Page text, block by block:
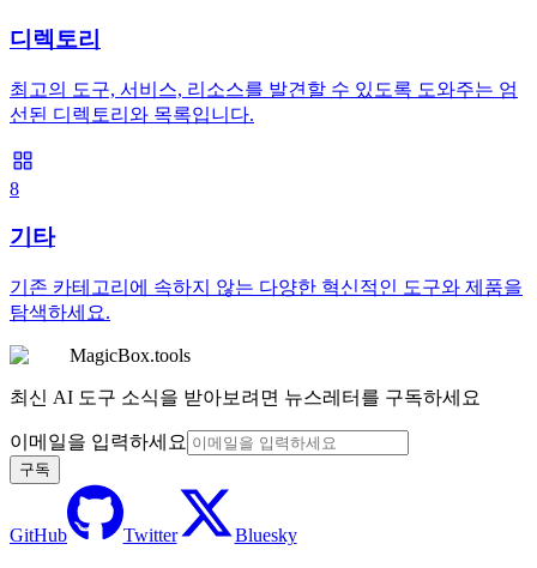
디렉토리
최고의 도구, 서비스, 리소스를 발견할 수 있도록 도와주는 엄
선된 디렉토리와 목록입니다.
8
기타
기존 카테고리에 속하지 않는 다양한 혁신적인 도구와 제품을
탐색하세요.
MagicBox.tools
최신 AI 도구 소식을 받아보려면 뉴스레터를 구독하세요
이메일을 입력하세요
구독
GitHub Twitter Bluesky